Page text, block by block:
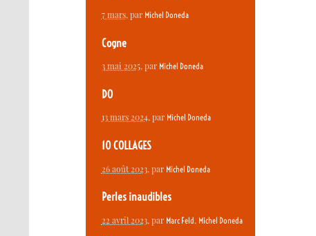
7 mars, par Michel Doneda
Cogne
3 mai 2025, par Michel Doneda
DO
13 mars 2024, par Michel Doneda
10 COLLAGES
26 août 2023, par Michel Doneda
Perles inaudibles
22 avril 2023, par Marc Feld, Michel Doneda